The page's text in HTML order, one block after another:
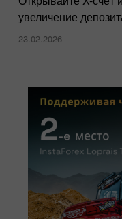
увеличение
23.02.2026